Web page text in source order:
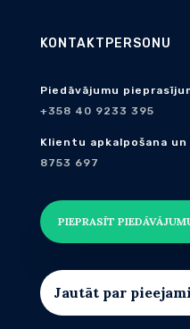
KONTAKTPERSONU
Piedāvājumu
+358 40 9233 395
Klientu apkalpošana
8753 697
PIEPRASĪT
Jautāt par